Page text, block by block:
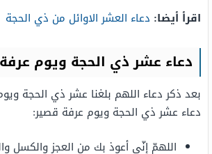
اقرأ أيضا: دعاء العشر الاوائل من ذي الحجة
دعاء عشر ذي الحجة ويوم
بعد ذكر دعاء اللهم بلغنا عشر ذي الحجة
دعاء عشر ذي الحجة ويوم عرفة قصير:
اللهمّ إنّي أعوذ بك من العجز والكسل